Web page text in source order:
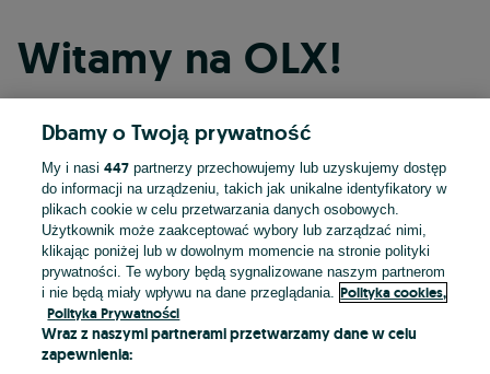
Witamy na OLX!
Kontynuuj przez Facebooka
Kontynuuj przez konto Apple
Kontynuuj przez konto Google
LUB
Dbamy o Twoją prywatność
My i nasi447 partnerzy przechowujemy lub uzyskujemy dostęp
do informacji na urządzeniu, takich jak unikalne identyfikatory w
plikach cookie w celu przetwarzania danych osobowych.
Użytkownik może zaakceptować wybory lub zarządzać nimi,
klikając poniżej lub w dowolnym momencie na stronie polityki
prywatności. Te wybory będą sygnalizowane naszym partnerom
i nie będą miały wpływu na dane przeglądania.
Polityka cookies,
Polityka Prywatności
Wraz z naszymi partnerami przetwarzamy dane w celu
zapewnienia: